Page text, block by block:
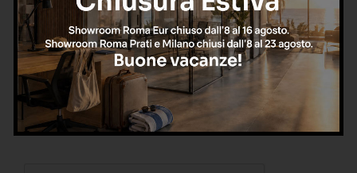
Confermo di aver letto l'informativa sulla privacy, di
accettarne le condizioni e di autorizzare il trattamento dei